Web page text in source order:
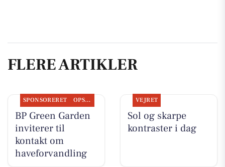
FLERE ARTIKLER
SPONSORERET OPSLAGSTAVLEN
BP Green Garden
inviterer til
kontakt om
haveforvandling
VEJRET
Sol og skarpe
kontraster i dag